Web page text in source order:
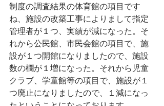
制度の調査結果の体育館の項目です
ね、施設の改築工事によりまして指定
管理者が１つ、実績が減になった。そ
れから公民館、市民会館の項目で、施
設が１つ開館になりましたので、施設
数の欄が１増になった。それから児童
クラブ、学童館等の項目で、施設が１
つ廃止になりましたので、１減になっ